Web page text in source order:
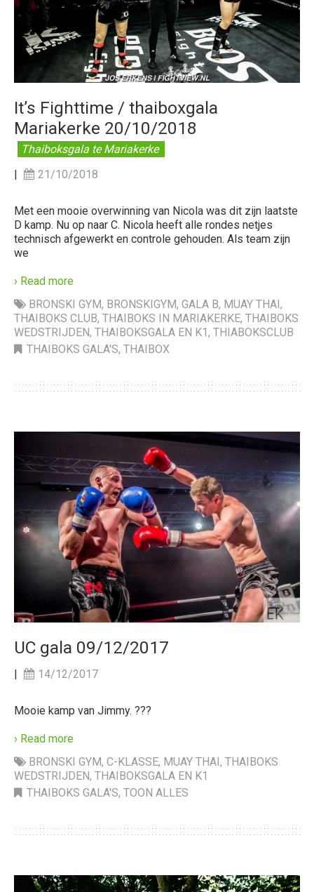
It’s Fighttime / thaiboxgala
Mariakerke 20/10/2018
Thaiboksgala te Mariakerke
|
21/10/2018
Met een mooie overwinning van Nicola was dit zijn laatste
D kamp. Nu op naar C. Nicola heeft alle rondes netjes
technisch afgewerkt en controle gehouden. Als team zijn
we
› Read more
BRONSKI GYM, BRONSKIGYM, GALA B, MUAY THAI,
THAIBOKS CLUB, THAIBOKS IN MARIAKERKE, THAIBOKS
WEDSTRIJDEN, THAIBOKSGALA EN K1, THIABOKSCLUB
THAIBOKS GALA'S, THAIBOX
UC gala 09/12/2017
| 14/12/2017
Mooie kamp van Jimmy. ???
› Read more
BRONSKI GYM, C-KLASSE, MUAY THAI, THAIBOKS
WEDSTRIJDEN, THAIBOKSGALA EN K1
THAIBOKS GALA'S, TOON ALLES